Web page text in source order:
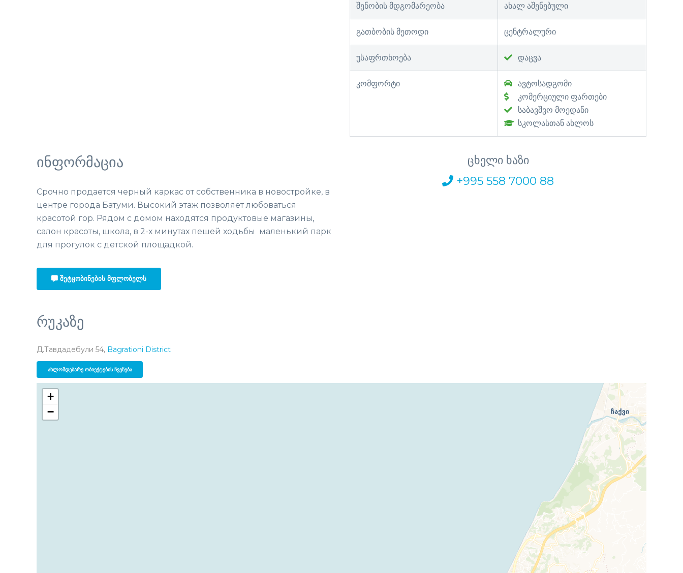
შენობის მდგომარეობა ახალ აშენებული
გათბობის მეთოდი ცენტრალური
უსაფრთხოება დაცვა
კომფორტი
ავტოსადგომი
კომერციული ფართები
საბავშვო მოედანი
სკოლასთან ახლოს
ინფორმაცია
Срочно продается черный каркас от собственника в новостройке, в
центре города Батуми. Высокий этаж позволяет любоваться
красотой гор. Рядом с домом находятся продуктовые магазины,
салон красоты, школа, в 2-х минутах пешей ходьбы маленький парк
для прогулок с детской площадкой.
ᲨᲔᲢᲧᲝᲑᲘᲜᲔᲑᲘᲡ ᲛᲤᲚᲝᲑᲔᲚᲡ
ცხელი ხაზი
+995 558 7000 88
რუკაზე
Д.Тавдадебули 54, Bagrationi District
ᲐᲮᲚᲝᲛᲓᲔᲑᲐᲠᲔ ᲝᲑᲘᲔᲥᲢᲔᲑᲘᲡ ᲩᲕᲔᲜᲔᲑᲐ
+
−